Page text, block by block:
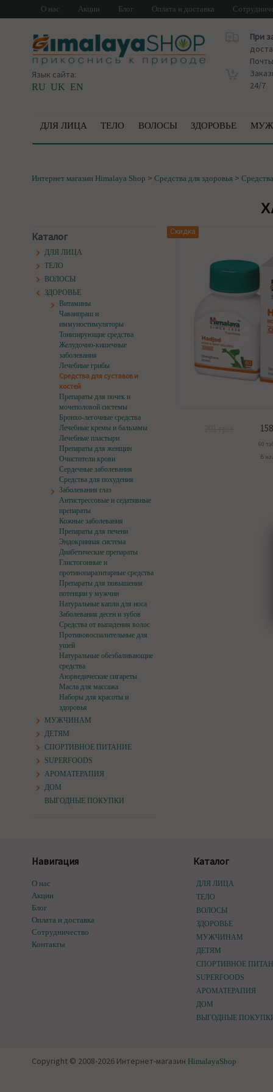
О нас Акции Блог Оплата и доставка
Язык сайта:
RU UK EN
При
Почты
24/7
ДЛЯ ЛИЦА ТЕЛО ВОЛОСЫ ЗДОРОВЬЕ
Интернет магазин Himalaya Shop > Средства для здоровья >
Каталог
ДЛЯ ЛИЦА
ТЕЛО
ВОЛОСЫ
ЗДОРОВЬЕ
Витамины
Чаванпраш и
иммуностимуляторы
Тонизирующие средства
Желудочно-кишечные
заболевания
Лечебные грибы
Средства для суставов и
костей
Препараты для почек и
мочеполовой системы
Бронхо-легочные средства
Лечебные кремы и бальзамы
Лечебные пластыри
Препараты для женщин
Очистители крови
Сердечные заболевания
Средства для похудения
Заболевания глаз
Антистрессовые и седативные
препараты
Кожные заболевания
Препараты для печени
Эндокринная система
Диабетические препараты
Глистогонные и
противопаразитарные средства
Препараты для повышения
потенции у мужчин
Натуральные капли для носа
Заболевания десен и зубов
Средства от выпадения волос
Противовоспалительные для
ушей
Натуральные обезбаливающие
средства
Аюрведические сигареты
Масла для массажа
Наборы для красоты и
здоровья
МУЖЧИНАМ
ДЕТЯМ
СПОРТИВНОЕ ПИТАНИЕ
SUPERFOODS
АРОМАТЕРАПИЯ
ДОМ
ВЫГОДНЫЕ ПОКУПКИ
Скидка
158
60
В
Навигация
О нас
Акции
Блог
Оплата и доставка
Сотрудничество
Контакты
Каталог
ДЛЯ ЛИЦА
ТЕЛО
ВОЛОСЫ
ЗДОРОВЬЕ
МУЖЧИНАМ
ДЕТЯМ
СПОРТИВНОЕ
SUPERFOODS
АРОМАТЕРАПИЯ
ДОМ
ВЫГОДНЫЕ
Copyright © 2008-2026 Интернет-магазин HimalayaShop